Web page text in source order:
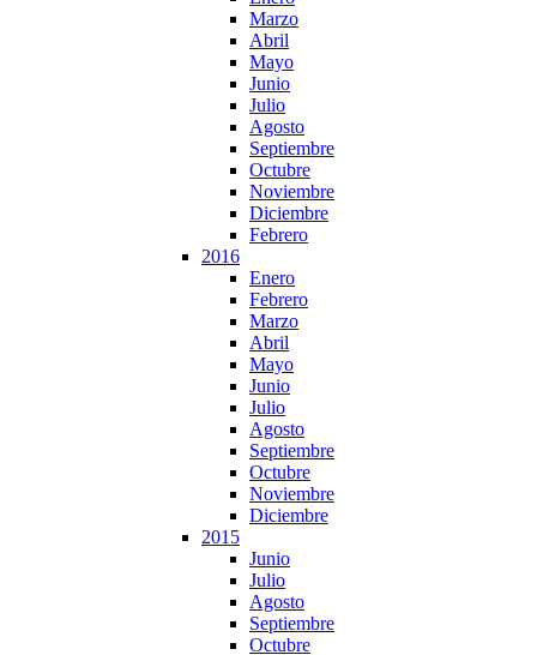
Marzo
Abril
Mayo
Junio
Julio
Agosto
Septiembre
Octubre
Noviembre
Diciembre
Febrero
2016
Enero
Febrero
Marzo
Abril
Mayo
Junio
Julio
Agosto
Septiembre
Octubre
Noviembre
Diciembre
2015
Junio
Julio
Agosto
Septiembre
Octubre